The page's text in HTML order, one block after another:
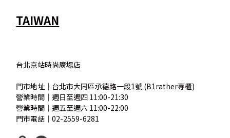
TAIWAN
台北京站時尚廣場店
門市地址｜台北市大同區承德路一段1號 (B1rather專櫃)
營業時間｜週日至週四 11:00-21:30
營業時間｜週五至週六 11:00-22:00
門市電話｜02-2559-6281